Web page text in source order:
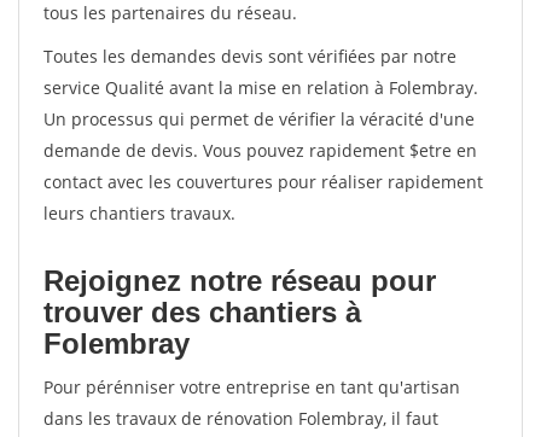
tous les partenaires du réseau.
Toutes les demandes devis sont vérifiées par notre
service Qualité avant la mise en relation à Folembray.
Un processus qui permet de vérifier la véracité d'une
demande de devis. Vous pouvez rapidement $etre en
contact avec les couvertures pour réaliser rapidement
leurs chantiers travaux.
Rejoignez notre réseau pour
trouver des chantiers à
Folembray
Pour pérénniser votre entreprise en tant qu'artisan
dans les travaux de rénovation Folembray, il faut